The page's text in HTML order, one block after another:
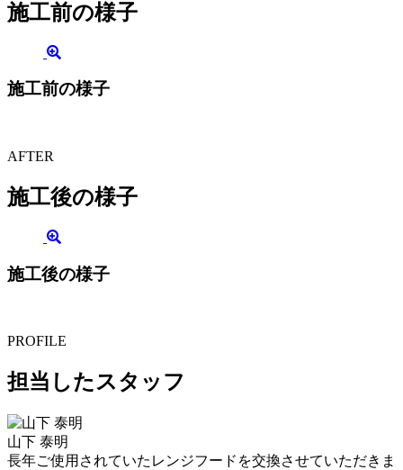
施工前の様子
施工前の様子
AFTER
施工後の様子
施工後の様子
PROFILE
担当したスタッフ
山下 泰明
長年ご使用されていたレンジフードを交換させていただきま